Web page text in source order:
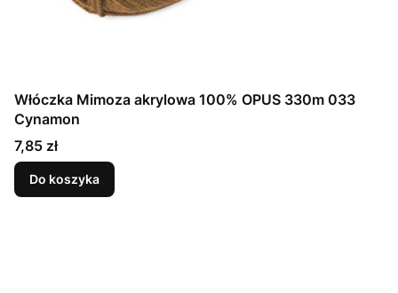
Włóczka Mimoza akrylowa 100% OPUS 330m 033
Cynamon
Cena
7,85 zł
Do koszyka